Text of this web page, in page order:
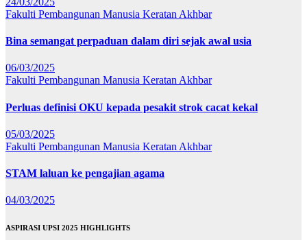
Fakulti Pembangunan Manusia Keratan Akhbar
Bina semangat perpaduan dalam diri sejak awal usia
06/03/2025
Fakulti Pembangunan Manusia Keratan Akhbar
Perluas definisi OKU kepada pesakit strok cacat kekal
05/03/2025
Fakulti Pembangunan Manusia Keratan Akhbar
STAM laluan ke pengajian agama
04/03/2025
ASPIRASI UPSI 2025 HIGHLIGHTS